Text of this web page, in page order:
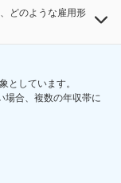
どのような雇用形
としています。
場合、複数の年収帯に